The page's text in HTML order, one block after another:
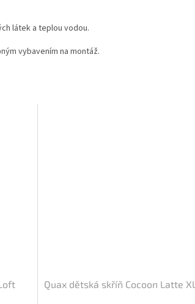
látek a teplou vodou.
vybavením na montáž.
Quax dětská skříň Cocoon Latte XL